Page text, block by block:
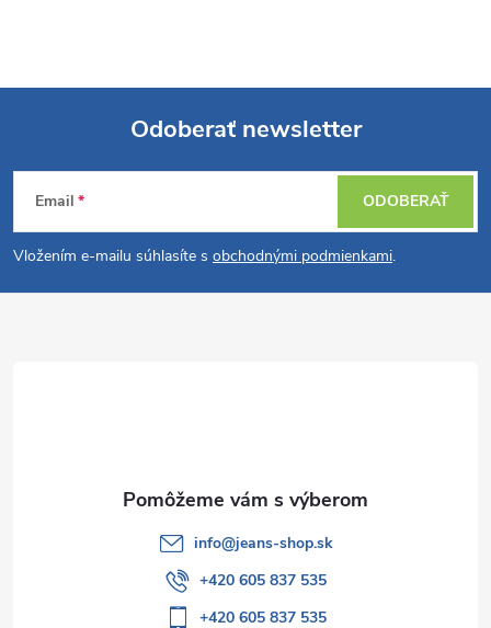
c
e
p
r
a
i
e
Z
á
p
Odoberať newsletter
Email
Vložením e-mailu súhlasíte s obchodnými podmienkami.
ODOBERAŤ
info@jeans-shop.sk
+420 605 837 535
+420 605 837 535